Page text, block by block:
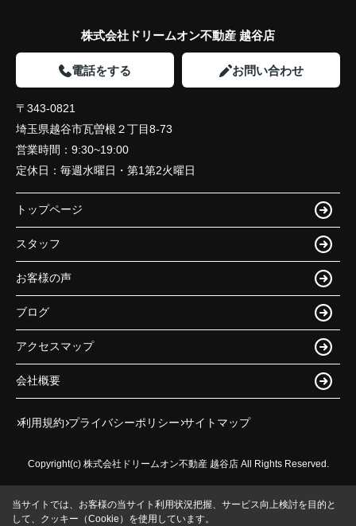
株式会社ドリームオン不動産 越谷店
電話をする お問い合わせ
〒343-0821
埼玉県越谷市瓦曽根２丁目8-73
営業時間： 9:30~19:00
定休日： 毎週水曜日・第1第2火曜日
トップページ
スタッフ
お客様の声
ブログ
アクセスマップ
会社概要
利用規約 プライバシーポリシー サイトマップ
Copyright(c) 株式会社ドリームオン不動産 越谷店 All Rights Reserved.
当サイトでは、お客様の当サイト利用状況把握、サービス向上検討を目的と
して、クッキー（Cookie）を使用しています。